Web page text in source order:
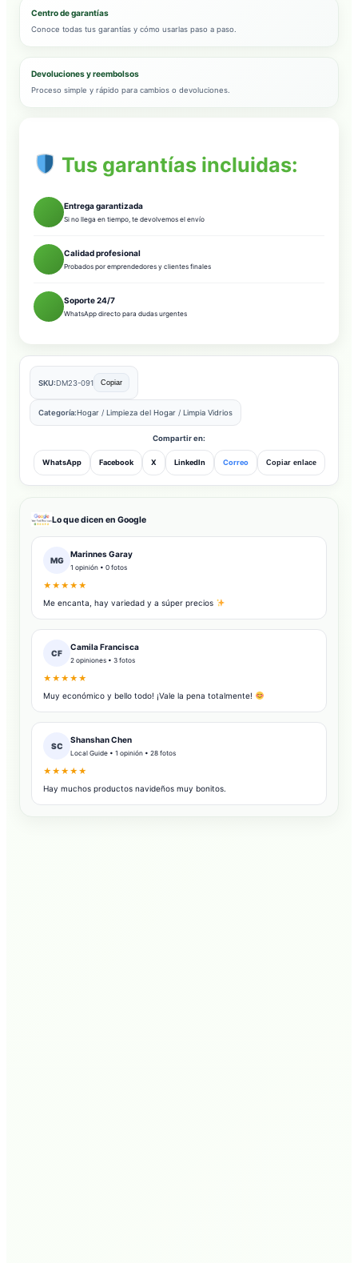
Centro de garantías
Conoce todas tus garantías y cómo usarlas paso a paso.
Devoluciones y reembolsos
Proceso simple y rápido para cambios o devoluciones.
Tus garantías incluidas:
Entrega garantizada
Si no llega en tiempo, te devolvemos el envío
Calidad profesional
Probados por emprendedores y clientes finales
Soporte 24/7
WhatsApp directo para dudas urgentes
SKU:DM23-091 Copiar
Categoría:Hogar / Limpieza del Hogar / Limpia Vidrios
Compartir en:
WhatsApp Facebook X LinkedIn Correo Copiar enlace
Lo que dicen en Google
MG
Marinnes Garay
1 opinión • 0 fotos
★★★★★
Me encanta, hay variedad y a súper precios
CF
Camila Francisca
2 opiniones • 3 fotos
★★★★★
Muy económico y bello todo! ¡Vale la pena totalmente!
SC
Shanshan Chen
Local Guide • 1 opinión • 28 fotos
★★★★★
Hay muchos productos navideños muy bonitos.